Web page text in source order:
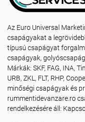
Az Euro Universal
csapágyakat a
típusú csapágyat
csapágyak,
Márkák: SKF, FAG, INA,
URB, ZKL, FLT, RHP,
minőségi csapágyak és
rummentidevanzare.ro
rendelkezésére áll: